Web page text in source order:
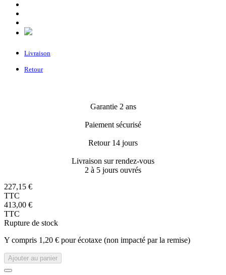
Livraison
Retour
Garantie 2 ans
Paiement sécurisé
Retour 14 jours
Livraison sur rendez-vous
2 à 5 jours ouvrés
227,15 €
TTC
413,00 €
TTC
Rupture de stock
Y compris 1,20 € pour écotaxe (non impacté par la remise)
Ajouter au panier